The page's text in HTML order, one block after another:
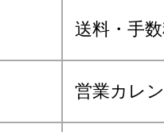
送料・手
営業カレ